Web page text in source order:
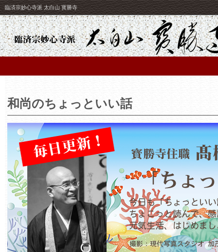
臨済宗妙心寺派 太白山 寳勝寺
和尚のちょっといい話